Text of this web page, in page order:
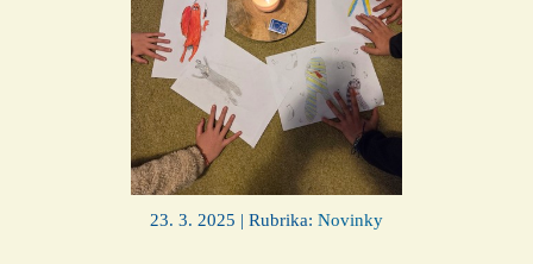
23. 3. 2025 | Rubrika: Novinky